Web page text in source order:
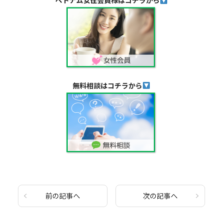
無料相談はコチラから
前の記事へ 次の記事へ